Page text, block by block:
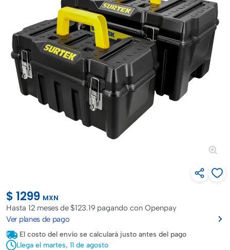
$ 1299 MXN
Hasta 12 meses de $123.19 pagando con Openpay
Ver planes de pago
El costo del envío se calculará justo antes del pago
Llega el martes, 11 de agosto